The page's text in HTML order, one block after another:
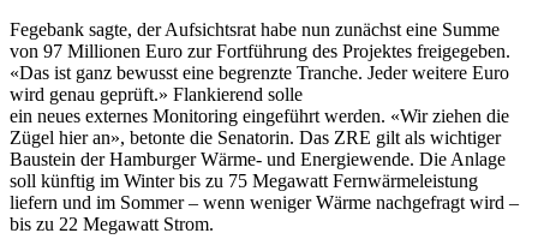
Fegebank sagte, der Aufsichtsrat habe nun zunächst eine Summe
von 97 Millionen Euro zur Fortführung des Projektes freigegeben.
«Das ist ganz bewusst eine begrenzte Tranche. Jeder weitere Euro
wird genau geprüft.» Flankierend solle
ein neues externes Monitoring eingeführt werden. «Wir ziehen die
Zügel hier an», betonte die Senatorin. Das ZRE gilt als wichtiger
Baustein der Hamburger Wärme- und Energiewende. Die Anlage
soll künftig im Winter bis zu 75 Megawatt Fernwärmeleistung
liefern und im Sommer – wenn weniger Wärme nachgefragt wird –
bis zu 22 Megawatt Strom.